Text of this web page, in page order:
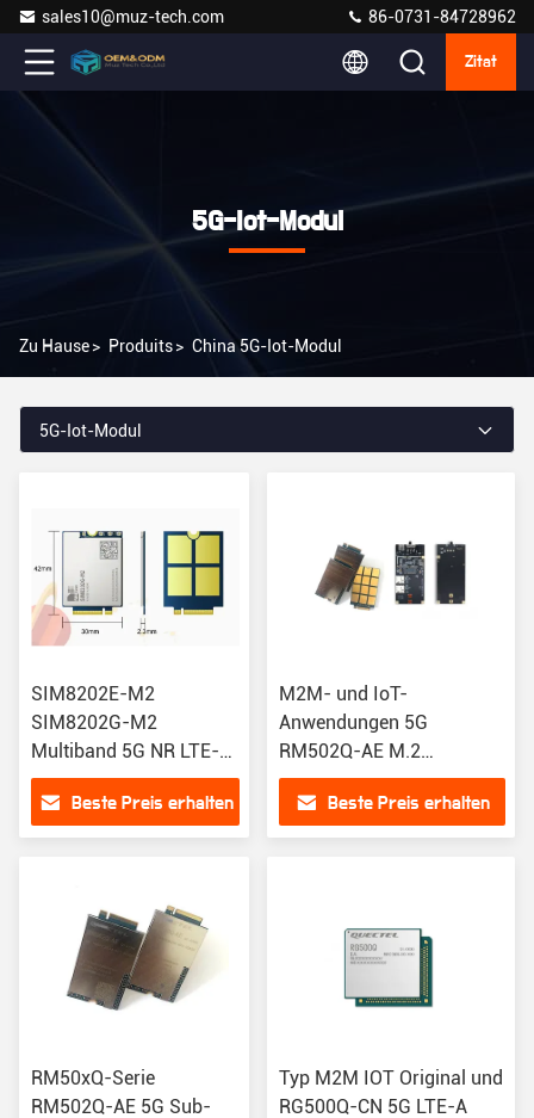
sales10@muz-tech.com 86-0731-84728962
Zitat
5G-Iot-Modul
Zu Hause> Produits> China 5G-Iot-Modul
5G-Iot-Modul
SIM8202E-M2
SIM8202G-M2
Multiband 5G NR LTE-
FDD LTE-TDD HSPA-
Modul für R15 5G
NSA/SA-Unterstützung
Beste Preis erhalten
M2M- und IoT-
Anwendungen 5G
RM502Q-AE M.2
RM502QAEAA-M20-
SGASA RM502Q Wireless
Modul
Beste Preis erhalten
RM50xQ-Serie
RM502Q-AE 5G Sub-
Typ M2M IOT Original und
RG500Q-CN 5G LTE-A